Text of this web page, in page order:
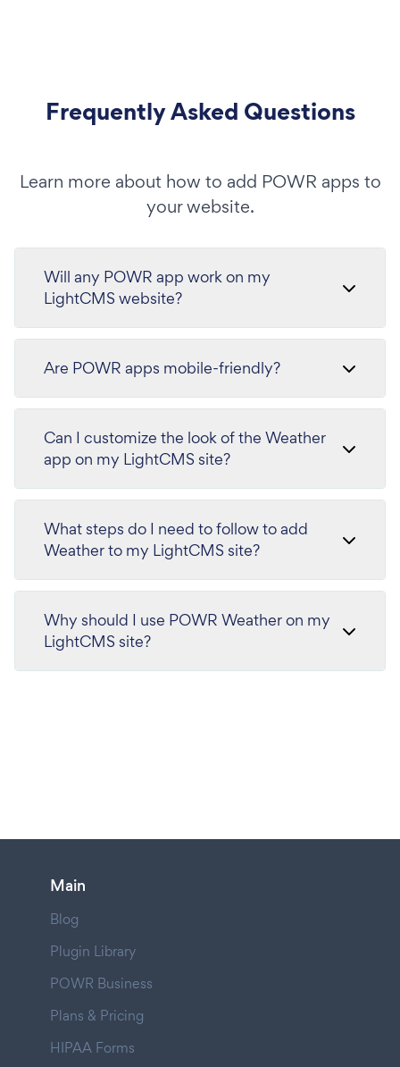
Frequently Asked Questions
Learn more about how to add POWR apps to
your website.
Will any POWR app work on my
LightCMS website?
Are POWR apps mobile-friendly?
Can I customize the look of the Weather
app on my LightCMS site?
What steps do I need to follow to add
Weather to my LightCMS site?
Why should I use POWR Weather on my
LightCMS site?
Main
Blog
Plugin Library
POWR Business
Plans & Pricing
HIPAA Forms